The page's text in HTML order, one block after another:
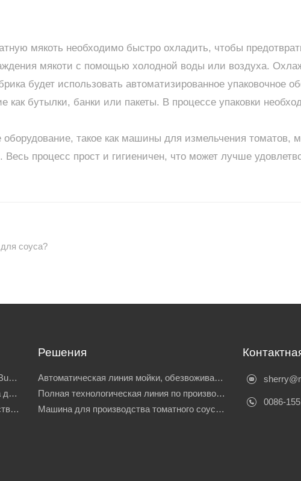
мякоть необходимо быстро охладить, чтобы
мякоти с помощью холодной воды или воздуха.
будет использовать автоматизированное упаковочное
как бутылки, банки или пакеты. В процессе упаковки
такое как машины для измельчения томатов,
процесс прост и гигиеничен, что может лучше
соуса?
Машина для мытья томатов и фруктов Bubble для очистки овощей
Автоматическая сортировочная машина для сортировки томатов на продажу
Малогабаритная машина для производства томатной мякоти
Решения
Автоматическая линия мойки, обезвоживания, классификации y envasado de tomates
Полная технологическая линия по производству томатной пасты
Машина для производства томатного соуса небольшого размера
0086-